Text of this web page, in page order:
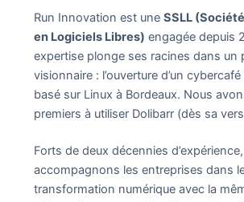
Run Innovation est une SSLL
en Logiciels Libres) engagée depuis
expertise plonge ses racines dans un
visionnaire : l’ouverture d’un
basé sur Linux à Bordeaux. Nous
premiers à utiliser Dolibarr (dès sa
Forts de deux décennies
accompagnons les entreprises dans
transformation numérique avec la